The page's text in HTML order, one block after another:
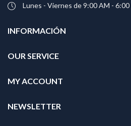
Lunes - Viernes de 9:00 AM - 6:00
INFORMACIÓN
OUR SERVICE
MY ACCOUNT
NEWSLETTER